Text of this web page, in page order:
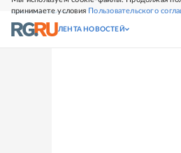
принимаете условия Пользовательского
СВЕЖИЙ НОМЕР
ЛЕНТА НОВОСТЕЙ